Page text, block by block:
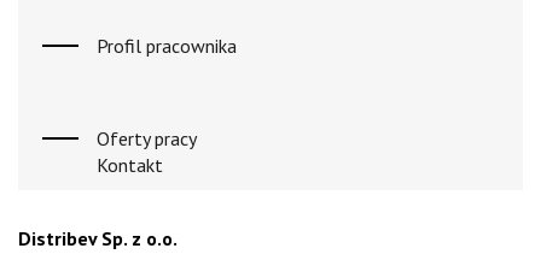
Profil pracownika
Oferty pracy
Kontakt
Distribev Sp. z o.o.